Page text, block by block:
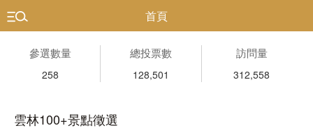
首頁
參選數量
258
總投票數
128,501
訪問量
312,558
雲林100+景點徵選